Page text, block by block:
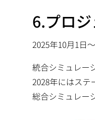
6.プロ
2025年10月1日
統合シミュレー
2028年にはステ
総合シミュレー